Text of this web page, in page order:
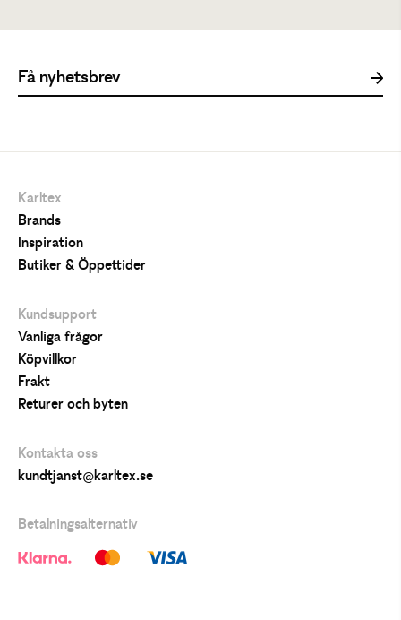
Karltex
Brands
Inspiration
Butiker & Öppettider
Kundsupport
Vanliga frågor
Köpvillkor
Frakt
Returer och byten
Kontakta oss
kundtjanst@karltex.se
Betalningsalternativ